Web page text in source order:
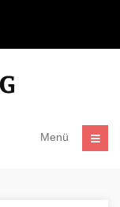
Menü